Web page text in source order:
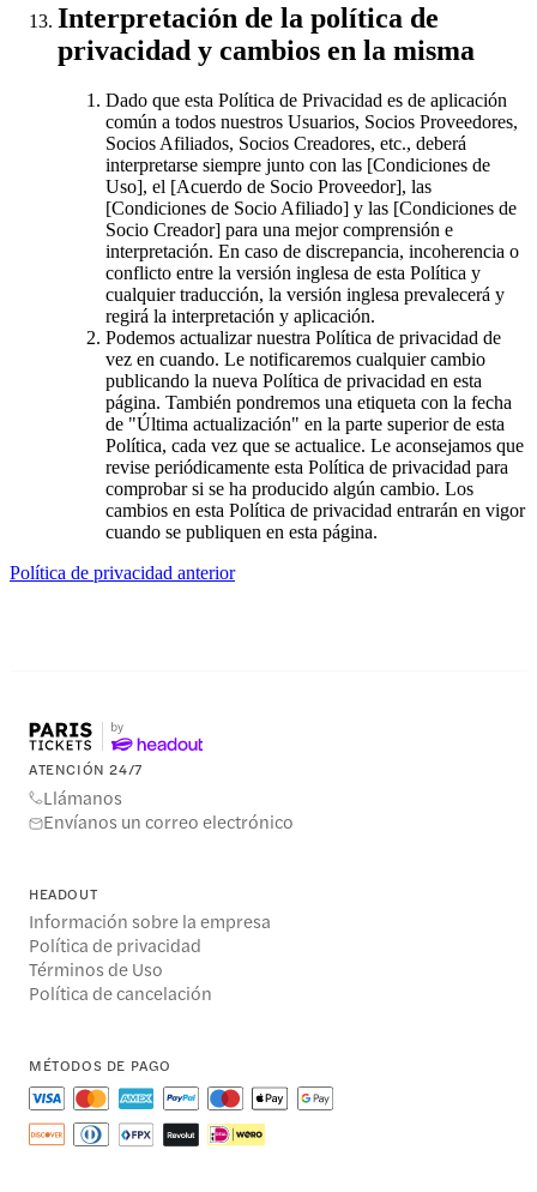
Interpretación de la política de
privacidad y cambios en la misma
Dado que esta Política de Privacidad es de aplicación
común a todos nuestros Usuarios, Socios Proveedores,
Socios Afiliados, Socios Creadores, etc., deberá
interpretarse siempre junto con las [Condiciones de
Uso], el [Acuerdo de Socio Proveedor], las
[Condiciones de Socio Afiliado] y las [Condiciones de
Socio Creador] para una mejor comprensión e
interpretación. En caso de discrepancia, incoherencia o
conflicto entre la versión inglesa de esta Política y
cualquier traducción, la versión inglesa prevalecerá y
regirá la interpretación y aplicación.
Podemos actualizar nuestra Política de privacidad de
vez en cuando. Le notificaremos cualquier cambio
publicando la nueva Política de privacidad en esta
página. También pondremos una etiqueta con la fecha
de "Última actualización" en la parte superior de esta
Política, cada vez que se actualice. Le aconsejamos que
revise periódicamente esta Política de privacidad para
comprobar si se ha producido algún cambio. Los
cambios en esta Política de privacidad entrarán en vigor
cuando se publiquen en esta página.
Política de privacidad anterior
ATENCIÓN 24/7
Llámanos
Envíanos un correo electrónico
HEADOUT
Información sobre la empresa
Política de privacidad
Términos de Uso
Política de cancelación
MÉTODOS DE PAGO